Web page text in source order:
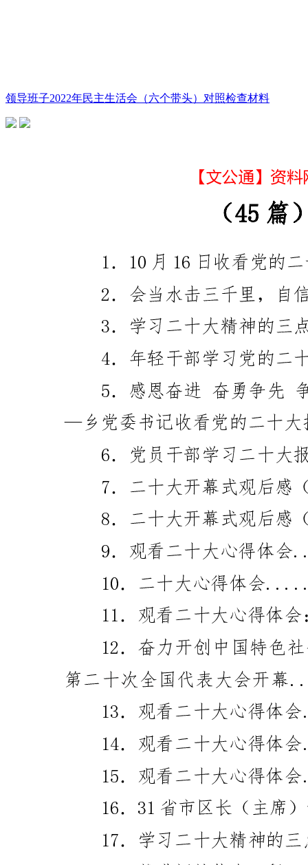
领导班子2022年民主生活会（六个带头）对照检查材料